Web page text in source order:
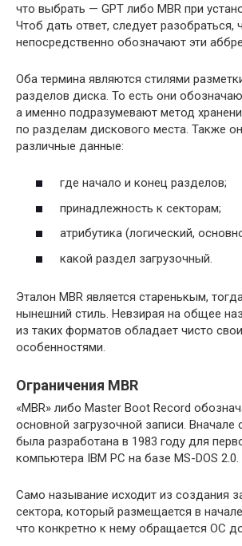
что выбрать — GPT либо MBR при
Чтоб дать ответ, следует разобраться,
непосредственно обозначают эти
Оба термина являются стилями
разделов диска. То есть они
а именно подразумевают метод
по разделам дискового места. Также
различные данные:
где начало и конец разделов;
принадлежность к секторам;
атрибутика (логический,
какой раздел загрузочный.
Эталон MBR является старенькым,
нынешний стиль. Невзирая на общее
из таких форматов обладает чисто
особенностями.
Ограничения MBR
«MBR» либо Master Boot Record
основной загрузочной записи. Вначале
была разработана в 1983 году для
компьютера IBM PC на базе MS-DOS 2.0.
Само называние исходит из создания
сектора, который размещается в
что конкретно к нему обращается ОС до